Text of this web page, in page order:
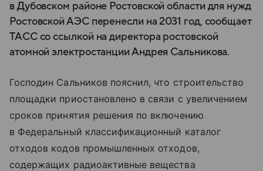
в Дубовском районе Ростовской области для нужд
Ростовской АЭС перенесли на 2031 год, сообщает
ТАСС со ссылкой на директора ростовской
атомной электростанции Андрея Сальникова.
Господин Сальников пояснил, что строительство
площадки приостановлено в связи с увеличением
сроков принятия решения по включению
в Федеральный классификационный каталог
отходов кодов промышленных отходов,
содержащих радиоактивные вещества